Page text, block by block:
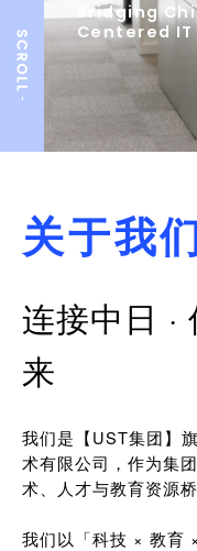
Bridging
Centered
关于我
连接中日 ·
来
我们是【UST集团】
术有限公司，作为集
术、人才与教育资源桥
我们以「科技 × 教育